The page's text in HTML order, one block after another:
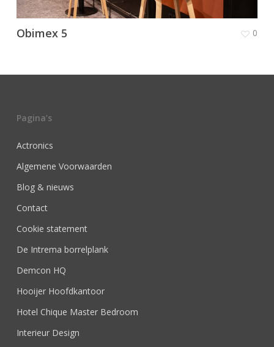
Obimex 5 0
Pagina’s
Actronics
Algemene Voorwaarden
Blog & nieuws
Contact
Cookie statement
De Intrema borrelplank
Demcon HQ
Hooijer Hoofdkantoor
Hotel Chique Master Bedroom
Interieur Design